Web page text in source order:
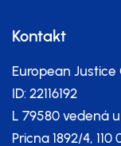
Kontakt
European Justice
ID: 22116192
L 79580 vedená
Pricna 1892/4,